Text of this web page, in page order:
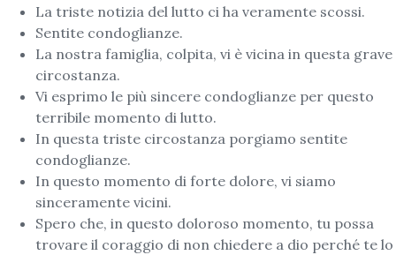
La triste notizia del lutto ci ha veramente scossi.
Sentite condoglianze.
La nostra famiglia, colpita, vi è vicina in questa grave
circostanza.
Vi esprimo le più sincere condoglianze per questo
terribile momento di lutto.
In questa triste circostanza porgiamo sentite
condoglianze.
In questo momento di forte dolore, vi siamo
sinceramente vicini.
Spero che, in questo doloroso momento, tu possa
trovare il coraggio di non chiedere a dio perché te lo